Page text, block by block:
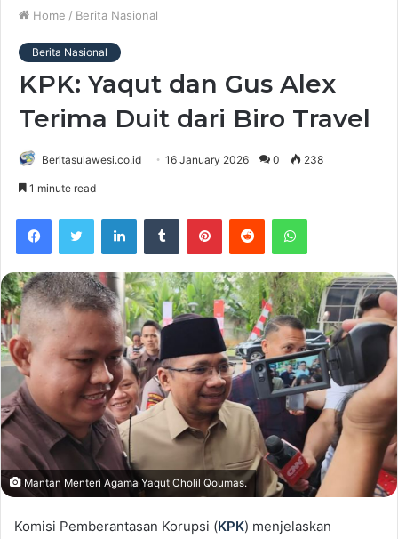
Home / Berita Nasional
Berita Nasional
KPK: Yaqut dan Gus Alex
Terima Duit dari Biro Travel
Beritasulawesi.co.id 16 January 2026 0 238
1 minute read
Mantan Menteri Agama Yaqut Cholil Qoumas.
Komisi Pemberantasan Korupsi (KPK) menjelaskan